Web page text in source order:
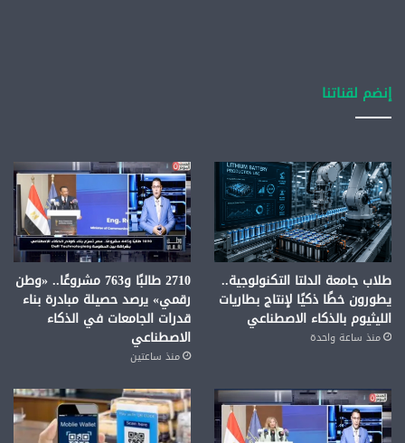
إنضم لقناتنا
طلاب جامعة الدلتا التكنولوجية..
يطورون خطًا ذكيًا لإنتاج بطاريات
الليثيوم بالذكاء الاصطناعي
منذ ساعة واحدة
2710 طالبًا و763 مشروعًا.. «وطن
رقمي» يرصد حصيلة مبادرة بناء
قدرات الجامعات في الذكاء
الاصطناعي
منذ ساعتين